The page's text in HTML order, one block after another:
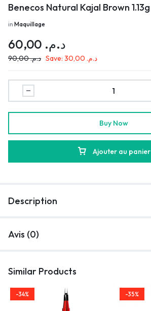
Benecos Natural Kajal Brown 1.13g
in Maquillage
د.م.
د.م.90,00 Save: د.م.
Ajouter au panier
Buy Now
Description
Avis (0)
Similar Products
-34% -35%